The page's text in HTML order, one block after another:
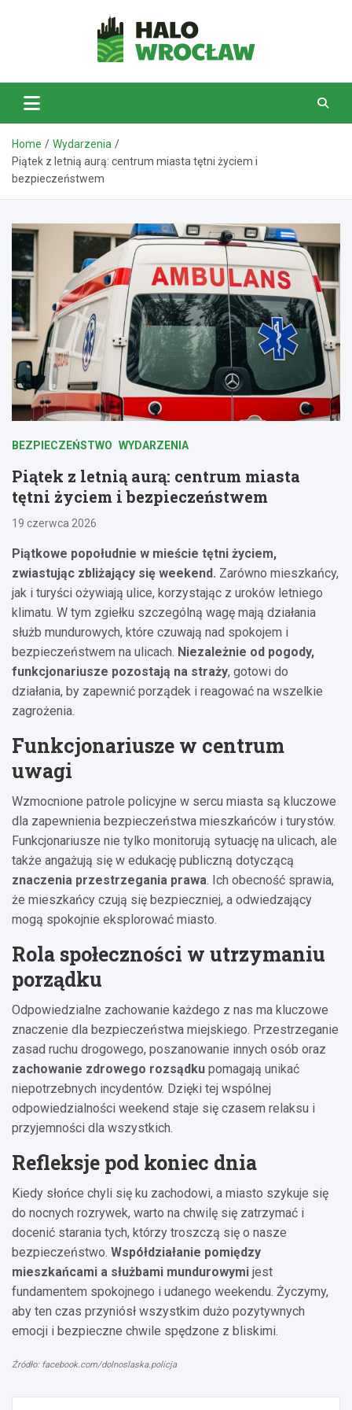
HaloWrocław.pl
Home
Wydarzenia
Piątek z letnią aurą: centrum miasta tętni życiem i
bezpieczeństwem
BEZPIECZEŃSTWO WYDARZENIA
Piątek z letnią aurą: centrum miasta
tętni życiem i bezpieczeństwem
19 czerwca 2026
Piątkowe popołudnie w mieście tętni życiem,
zwiastując zbliżający się weekend. Zarówno mieszkańcy,
jak i turyści ożywiają ulice, korzystając z uroków letniego
klimatu. W tym zgiełku szczególną wagę mają działania
służb mundurowych, które czuwają nad spokojem i
bezpieczeństwem na ulicach. Niezależnie od pogody,
funkcjonariusze pozostają na straży, gotowi do
działania, by zapewnić porządek i reagować na wszelkie
zagrożenia.
Funkcjonariusze w centrum
uwagi
Wzmocnione patrole policyjne w sercu miasta są kluczowe
dla zapewnienia bezpieczeństwa mieszkańców i turystów.
Funkcjonariusze nie tylko monitorują sytuację na ulicach, ale
także angażują się w edukację publiczną dotyczącą
znaczenia przestrzegania prawa. Ich obecność sprawia,
że mieszkańcy czują się bezpieczniej, a odwiedzający
mogą spokojnie eksplorować miasto.
Rola społeczności w utrzymaniu
porządku
Odpowiedzialne zachowanie każdego z nas ma kluczowe
znaczenie dla bezpieczeństwa miejskiego. Przestrzeganie
zasad ruchu drogowego, poszanowanie innych osób oraz
zachowanie zdrowego rozsądku pomagają unikać
niepotrzebnych incydentów. Dzięki tej wspólnej
odpowiedzialności weekend staje się czasem relaksu i
przyjemności dla wszystkich.
Refleksje pod koniec dnia
Kiedy słońce chyli się ku zachodowi, a miasto szykuje się
do nocnych rozrywek, warto na chwilę się zatrzymać i
docenić starania tych, którzy troszczą się o nasze
bezpieczeństwo. Współdziałanie pomiędzy
mieszkańcami a służbami mundurowymi jest
fundamentem spokojnego i udanego weekendu. Życzymy,
aby ten czas przyniósł wszystkim dużo pozytywnych
emocji i bezpieczne chwile spędzone z bliskimi.
Źródło: facebook.com/dolnoslaska.policja